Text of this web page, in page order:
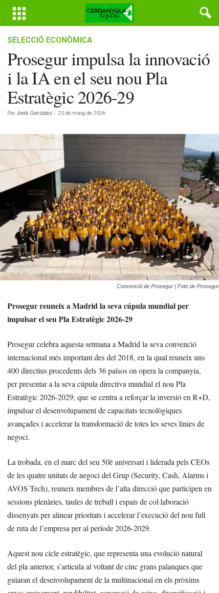
SELECCIÓ ECONÒMICA
Prosegur impulsa la innovació
i la IA en el seu nou Pla
Estratègic 2026-29
Por Jordi González - 20 de maig de 2026
Convenció de Prosegur | Foto de Prosegur
Prosegur reuneix a Madrid la seva cúpula mundial per
impulsar el seu Pla Estratègic 2026-29
Prosegur celebra aquesta setmana a Madrid la seva convenció
internacional més important des del 2018, en la qual reuneix uns
400 directius procedents dels 36 països on opera la companyia,
per presentar a la seva cúpula directiva mundial el nou Pla
Estratègic 2026-2029, que se centra a reforçar la inversió en R+D,
impulsar el desenvolupament de capacitats tecnològiques
avançades i accelerar la transformació de totes les seves línies de
negoci.
La trobada, en el marc del seu 50è aniversari i liderada pels CEOs
de les quatre unitats de negoci del Grup (Security, Cash, Alarms i
AVOS Tech), reuneix membres de l’alta direcció que participen en
sessions plenàries, taules de treball i espais de col·laboració
dissenyats per alinear prioritats i accelerar l’execució del nou full
de ruta de l’empresa per al període 2026-2029.
Aquest nou cicle estratègic, que representa una evolució natural
del pla anterior, s’articula al voltant de cinc grans palanques que
guiaran el desenvolupament de la multinacional en els pròxims